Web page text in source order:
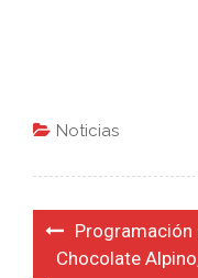
Noticias
Navegación
Programación
Chocolate